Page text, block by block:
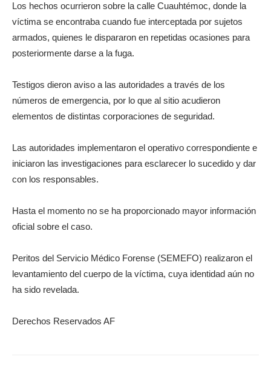
Los hechos ocurrieron sobre la calle Cuauhtémoc, donde la
víctima se encontraba cuando fue interceptada por sujetos
armados, quienes le dispararon en repetidas ocasiones para
posteriormente darse a la fuga.
Testigos dieron aviso a las autoridades a través de los
números de emergencia, por lo que al sitio acudieron
elementos de distintas corporaciones de seguridad.
Las autoridades implementaron el operativo correspondiente e
iniciaron las investigaciones para esclarecer lo sucedido y dar
con los responsables.
Hasta el momento no se ha proporcionado mayor información
oficial sobre el caso.
Peritos del Servicio Médico Forense (SEMEFO) realizaron el
levantamiento del cuerpo de la víctima, cuya identidad aún no
ha sido revelada.
Derechos Reservados AF